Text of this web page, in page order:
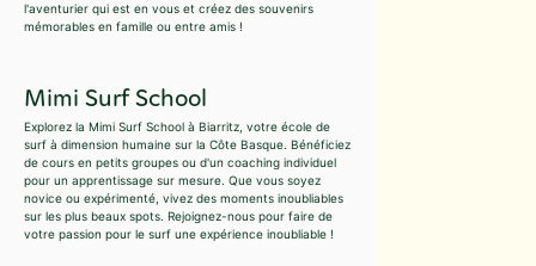
l'aventurier qui est en vous et créez des souvenirs
mémorables en famille ou entre amis !
Mimi Surf School
Explorez la Mimi Surf School à Biarritz, votre école de
surf à dimension humaine sur la Côte Basque. Bénéficiez
de cours en petits groupes ou d'un coaching individuel
pour un apprentissage sur mesure. Que vous soyez
novice ou expérimenté, vivez des moments inoubliables
sur les plus beaux spots. Rejoignez-nous pour faire de
votre passion pour le surf une expérience inoubliable !